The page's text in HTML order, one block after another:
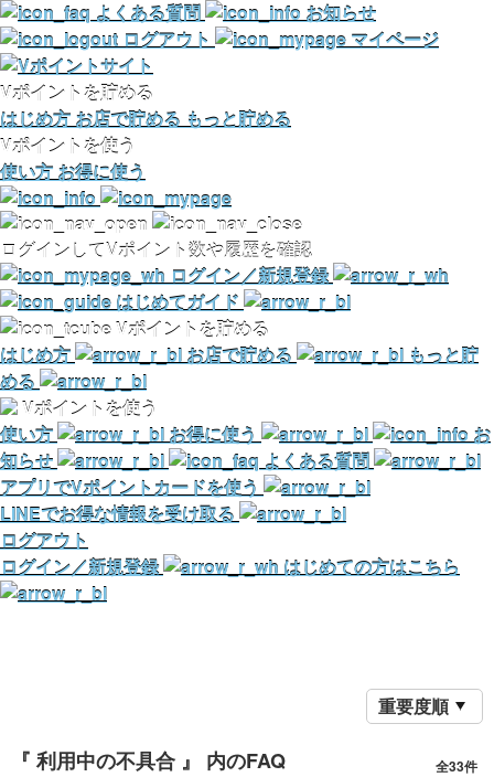
よくある質問
お知らせ
ログアウト
マイページ
Vポイントを貯める
はじめ方 お店で貯める もっと貯める
Vポイントを使う
使い方 お得に使う
ログインしてVポイント数や履歴を確認
ログイン／新規登録
はじめてガイド
Vポイントを貯める
はじめ方
お店で貯める
もっと貯
める
Vポイントを使う
使い方
お得に使う
お
知らせ
よくある質問
アプリでVポイントカードを使う
LINEでお得な情報を受け取る
ログアウト
ログイン／新規登録
はじめての方はこちら
重要度順
『 利用中の不具合 』 内のFAQ 全33件